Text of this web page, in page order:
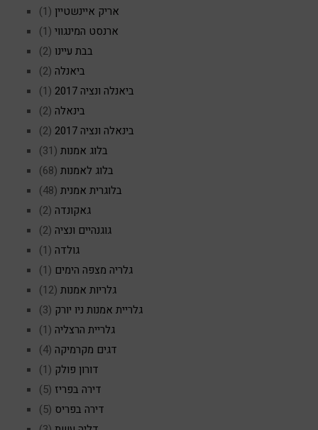
אריק איינשטיין (1)
ארנסט המינגווי (1)
בבת עיינו (2)
ביאנלה (2)
ביאנלה ונציה 2017
(1)
בינאלה (2)
בינאלה ונציה 2017
(2)
בלוג אמנות (31)
בלוג לאמנות (68)
בלוגרית אמנית (48)
גאקונדה (2)
גוגנהיים ונציה (2)
גולדה (1)
גלריה מצפה הימים (1)
גלריות אמנות (12)
גלריית אמנות ניו יורק (3)
גלריית הרצליה (1)
דגים מקרמיקה (4)
דורון פולק (1)
דירה בפריז (5)
דירה בפריס (5)